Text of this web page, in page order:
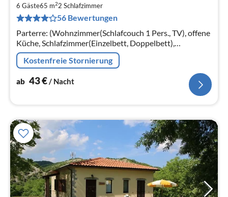
6 Gäste65 m22 Schlafzimmer
56 Bewertungen
Parterre: (Wohnzimmer(Schlafcouch 1 Pers., TV), offene
Küche, Schlafzimmer(Einzelbett, Doppelbett),
Schlafzimmer(Doppelbett), Badezimmer(Dusche,
Waschbecken, Toilette, Bidet))
Kostenfreie Stornierung
ab 43€/ Nacht